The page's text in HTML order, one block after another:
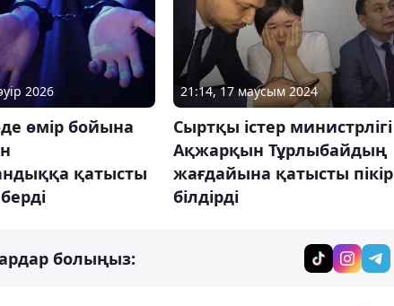
2026
өмір бойына
қатысты
21:14, 17 маусым 2024
Сыртқы істер министрлігі
Ақжарқын Тұрлыбайдың
жағдайына қатысты пікір
білдірді
болыңыз: